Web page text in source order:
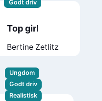
Godt driv
Top girl
Bertine Zetlitz
Ungdom
Godt driv
Realistisk